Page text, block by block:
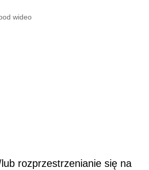
wideo
rozprzestrzenianie się na